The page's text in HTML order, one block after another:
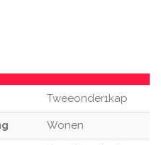
Tweeonder1kap
Wonen